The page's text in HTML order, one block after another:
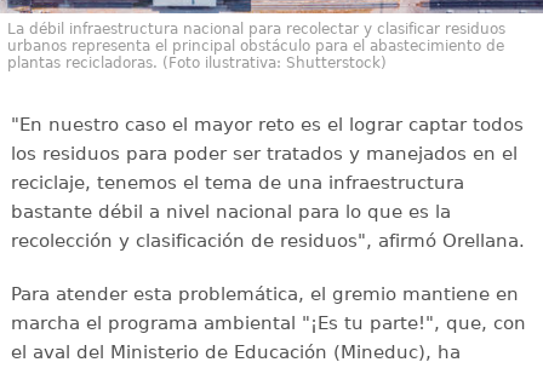
La débil infraestructura nacional para recolectar y clasificar residuos
urbanos representa el principal obstáculo para el abastecimiento de
plantas recicladoras. (Foto ilustrativa: Shutterstock)
"En nuestro caso el mayor reto es el lograr captar todos
los residuos para poder ser tratados y manejados en el
reciclaje, tenemos el tema de una infraestructura
bastante débil a nivel nacional para lo que es la
recolección y clasificación de residuos", afirmó Orellana.
Para atender esta problemática, el gremio mantiene en
marcha el programa ambiental "¡Es tu parte!", que, con
el aval del Ministerio de Educación (Mineduc), ha